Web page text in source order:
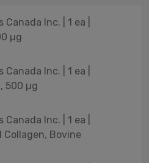
Inc. | 1 ea |
µg
Inc. | 1 ea |
500 µg
Inc. | 1 ea |
Collagen, Bovine